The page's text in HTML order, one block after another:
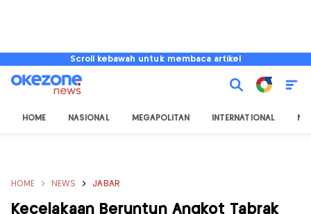
Scroll kebawah untuk membaca artikel
HOME NASIONAL MEGAPOLITAN INTERNATIONAL
HOME NEWS JABAR
Kecelakaan Beruntun Angkot Tabrak